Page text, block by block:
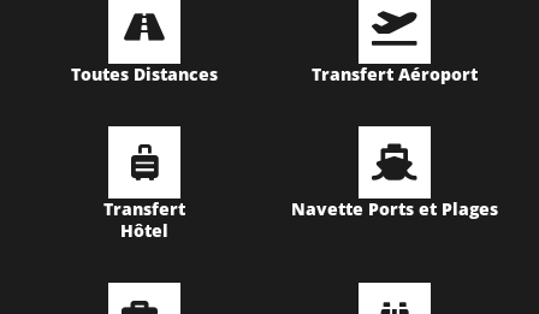
Toutes Distances Transfert Aéroport
Transfert
Hôtel
Navette Ports et Plages